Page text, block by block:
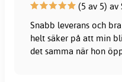
(5 av 5) av
Snabb leverans och
helt säker på att min
det samma när hon